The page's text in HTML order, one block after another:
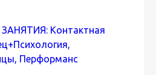
Контактная
Перформанс